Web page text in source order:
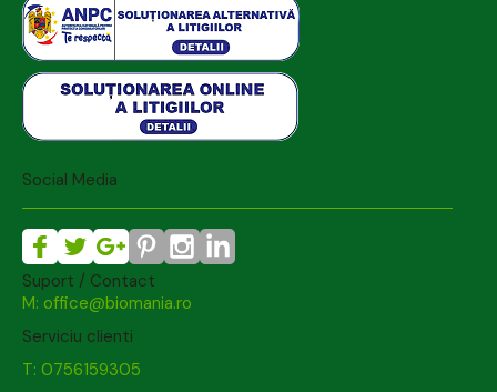
Social Media
Suport / Contact
M: office@biomania.ro
Serviciu clienti
T: 0756159305